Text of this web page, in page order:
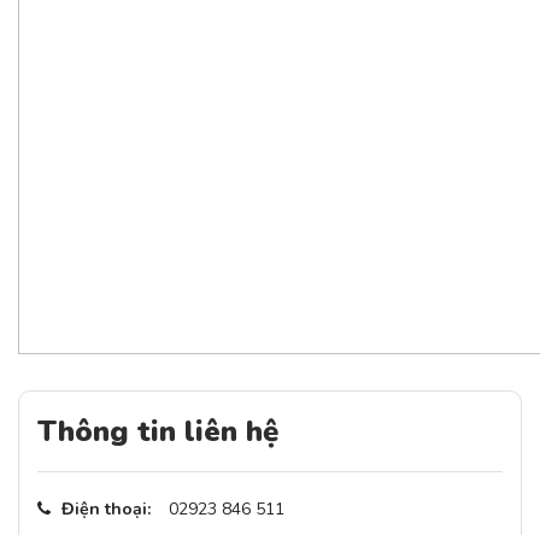
Thông tin liên hệ
Điện thoại: 02923 846 511